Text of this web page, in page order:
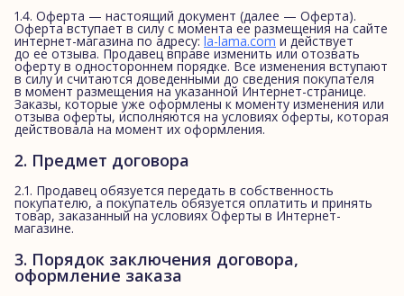
1.4. Оферта — настоящий документ (далее — Оферта).
Оферта вступает в силу с момента ее размещения на сайте
интернет-магазина по адресу: la-lama.com и действует
до ее отзыва. Продавец вправе изменить или отозвать
оферту в одностороннем порядке. Все изменения вступают
в силу и считаются доведенными до сведения покупателя
в момент размещения на указанной Интернет-странице.
Заказы, которые уже оформлены к моменту изменения или
отзыва оферты, исполняются на условиях оферты, которая
действовала на момент их оформления.
2. Предмет договора
2.1. Продавец обязуется передать в собственность
покупателю, а покупатель обязуется оплатить и принять
товар, заказанный на условиях Оферты в Интернет-
магазине.
3. Порядок заключения договора,
оформление заказа